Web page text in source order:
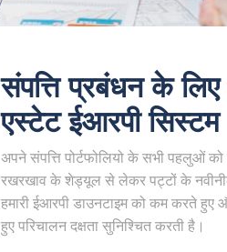
संपत्ति प्रबंधन के
एस्टेट ईआरपी सिस्टम
अपने संपत्ति पोर्टफोलियो के सभी पहलुओं को
रखरखाव के शेड्यूल से लेकर पट्टों के
हमारी ईआरपी डाउनटाइम को कम करते हुए
हुए परिचालन दक्षता सुनिश्चित करती है।